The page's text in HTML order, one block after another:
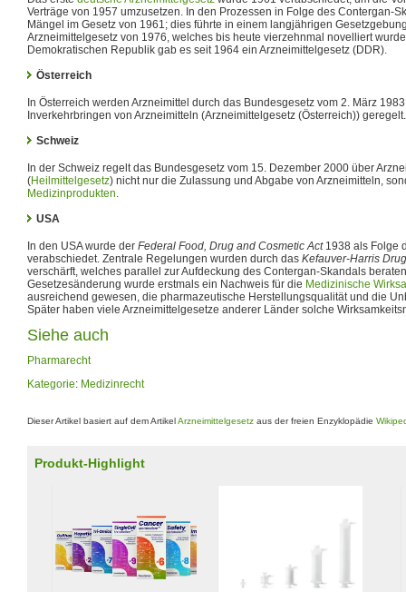
Verträge von 1957 umzusetzen. In den Prozessen in Folge des Contergan-
Mängel im Gesetz von 1961; dies führte in einem langjährigen
Arzneimittelgesetz von 1976, welches bis heute vierzehnmal novelliert
Demokratischen Republik gab es seit 1964 ein Arzneimittelgesetz (DDR).
Österreich
In Österreich werden Arzneimittel durch das Bundesgesetz vom 2. März
Inverkehrbringen von Arzneimitteln (Arzneimittelgesetz (Österreich)) geregelt.
Schweiz
In der Schweiz regelt das Bundesgesetz vom 15. Dezember 2000 über
(Heilmittelgesetz) nicht nur die Zulassung und Abgabe von Arzneimitteln,
Medizinprodukten.
USA
In den USA wurde der Federal Food, Drug and Cosmetic Act1938 als Folge
verabschiedet. Zentrale Regelungen wurden durch das Kefauver-Harris
verschärft, welches parallel zur Aufdeckung des Contergan-Skandals
Gesetzesänderung wurde erstmals ein Nachweis für die Medizinische
ausreichend gewesen, die pharmazeutische Herstellungsqualität und die
Später haben viele Arzneimittelgesetze anderer Länder solche
Siehe auch
Pharmarecht
Kategorie: Medizinrecht
Dieser Artikel basiert auf dem ArtikelArzneimittelgesetz aus der freien Enzyklopädie
Produkt-Highlight